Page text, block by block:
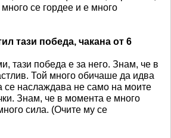
се гордее и е много
тази победа, чакана от 6
тази победа е за него. Знам, че в
Той много обичаше да идва
се наслаждава не само на моите
Знам, че в момента е много
сила. (Очите му се